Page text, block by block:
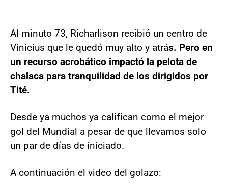
Al minuto 73, Richarlison recibió un centro de
Vinicius que le quedó muy alto y atrás. Pero en
un recurso acrobático impactó la pelota de
chalaca para tranquilidad de los dirigidos por
Tité.
Desde ya muchos ya califican como el mejor
gol del Mundial a pesar de que llevamos solo
un par de días de iniciado.
A continuación el video del golazo: